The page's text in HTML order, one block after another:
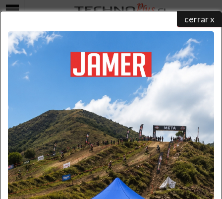
cerrar x
EJECUTIVOS
home/ ejecutivos
Conozca y contáctese directamente con nuestros ejecutivos:
Emilio Fruttero